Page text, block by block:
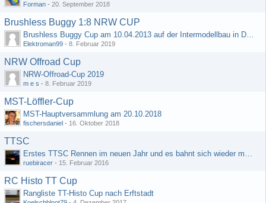
Forman - 20. September 2018
Brushless Buggy 1:8 NRW CUP
Brushless Buggy Cup am 10.04.2013 auf der Intermodellbau in Dortmund
Elektroman99 - 8. Februar 2019
NRW Offroad Cup
NRW-Offroad-Cup 2019
m e s - 8. Februar 2019
MST-Löffler-Cup
MST-Hauptversammlung am 20.10.2018
fischersdaniel - 16. Oktober 2018
TTSC
Erstes TTSC Rennen im neuen Jahr und es bahnt sich wieder mal eine Rekordteilnehmerzahl an
ruebiracer - 15. Februar 2016
RC Histo TT Cup
Rangliste TT-Histo Cup nach Erftstadt